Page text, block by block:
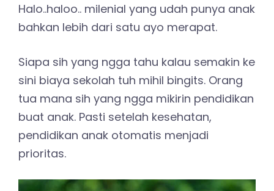
Halo..haloo.. milenial yang udah punya anak
bahkan lebih dari satu ayo merapat.
Siapa sih yang ngga tahu kalau semakin ke
sini biaya sekolah tuh mihil bingits. Orang
tua mana sih yang ngga mikirin pendidikan
buat anak. Pasti setelah kesehatan,
pendidikan anak otomatis menjadi
prioritas.